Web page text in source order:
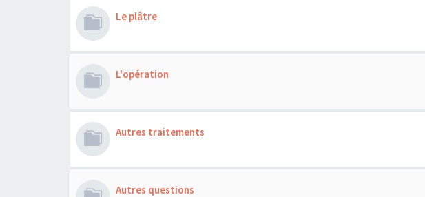
Le plâtre
L'opération
Autres traitements
Autres questions